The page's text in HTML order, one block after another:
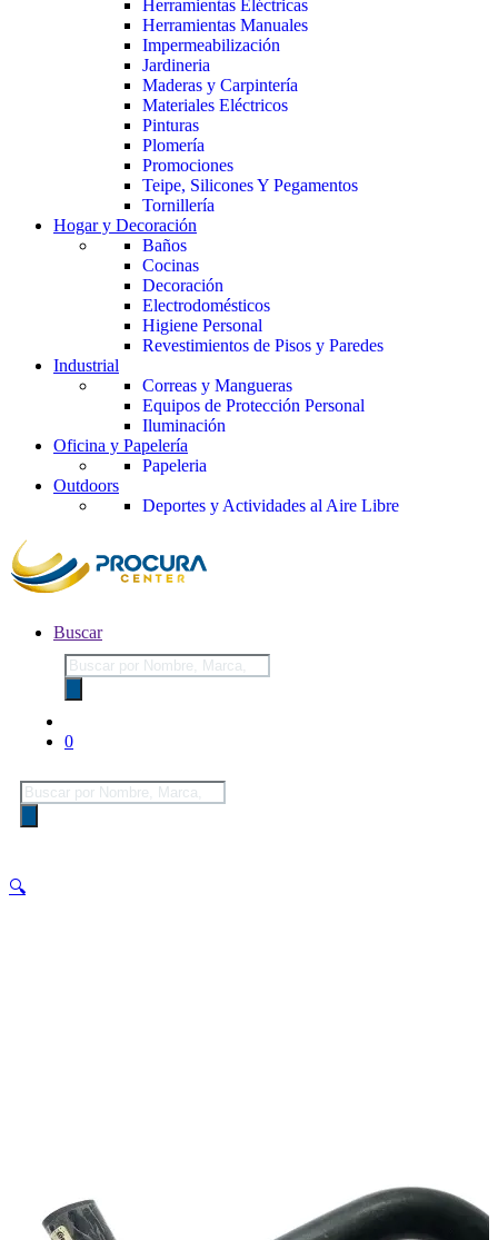
Herramientas Eléctricas
Herramientas Manuales
Impermeabilización
Jardineria
Maderas y Carpintería
Materiales Eléctricos
Pinturas
Plomería
Promociones
Teipe, Silicones Y Pegamentos
Tornillería
Hogar y Decoración
Baños
Cocinas
Decoración
Electrodomésticos
Higiene Personal
Revestimientos de Pisos y Paredes
Industrial
Correas y Mangueras
Equipos de Protección Personal
Iluminación
Oficina y Papelería
Papeleria
Outdoors
Deportes y Actividades al Aire Libre
Buscar
Búsqueda
de
productos
0
Búsqueda
de
productos
🔍